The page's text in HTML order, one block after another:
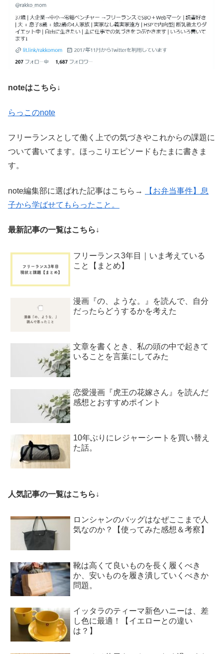
noteはこちら↓
らっこのnote
フリーランスとして働く上での気づきやこれからの課題に
ついて書いてます。ほっこりエピソードもたまに書きま
す。
note編集部に選ばれた記事はこちら→
【お弁当事件】息
子から学ばせてもらったこと。
最新記事の一覧はこちら↓
フリーランス3年目｜いま考えている
こと【まとめ】
漫画『の、ような。』を読んで、自分
だったらどうするかを考えた
文章を書くとき、私の頭の中で起きて
いることを言葉にしてみた
恋愛漫画『虎王の花嫁さん』を読んだ
感想とおすすめポイント
10年ぶりにレジャーシートを買い替え
た話。
人気記事の一覧はこちら↓
ロンシャンのバッグはなぜここまで人
気なのか？【使ってみた感想＆考察】
靴は高くて良いものを長く履くべき
か、安いものを履き潰していくべきか
問題。
イッタラのティーマ新色ハニーは、差
し色に最適！【イエローとの違い
は？】